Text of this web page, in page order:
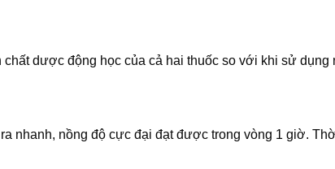
dược động học của cả hai thuốc so với khi sử dụng
nhanh, nồng độ cực đại đạt được trong vòng 1 giờ.